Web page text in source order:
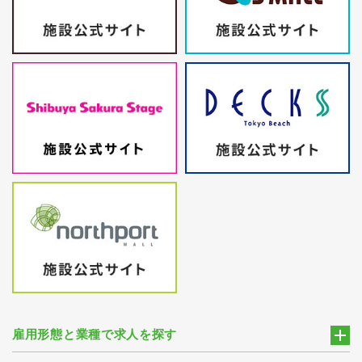
雇用形態と業種で求人を探す